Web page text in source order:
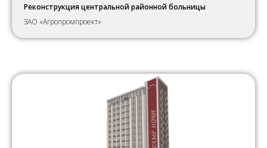
Реконструкция центральной районной больницы
ЗАО «Агропромпроект»